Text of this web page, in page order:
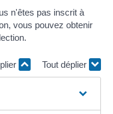
n'êtes pas inscrit à
vous pouvez obtenir
Tout déplier